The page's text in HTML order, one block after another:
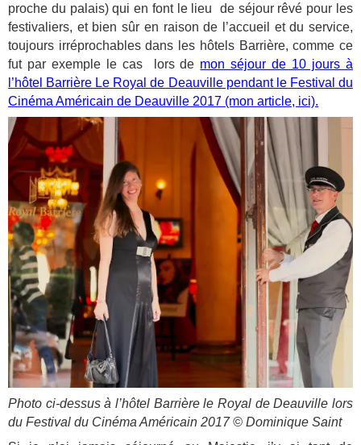
proche du palais) qui en font le lieu de séjour rêvé pour les
festivaliers, et bien sûr en raison de l’accueil et du service,
toujours irréprochables dans les hôtels Barrière, comme ce
fut par exemple le cas lors de mon séjour de 10 jours à
l’hôtel Barrière Le Royal de Deauville pendant le Festival du
Cinéma Américain de Deauville 2017 (mon article, ici).
Photo ci-dessus à l’hôtel Barrière le Royal de Deauville lors
du Festival du Cinéma Américain 2017 © Dominique Saint